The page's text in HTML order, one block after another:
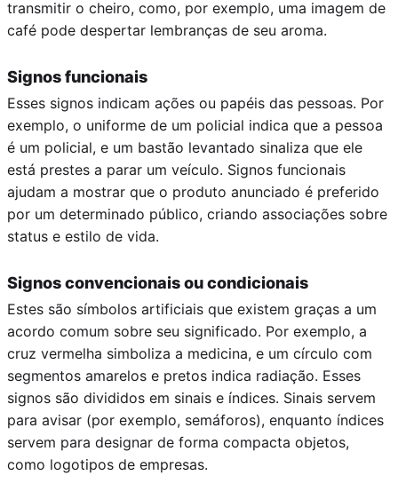
transmitir o cheiro, como, por exemplo, uma imagem de
café pode despertar lembranças de seu aroma.
Signos funcionais
Esses signos indicam ações ou papéis das pessoas. Por
exemplo, o uniforme de um policial indica que a pessoa
é um policial, e um bastão levantado sinaliza que ele
está prestes a parar um veículo. Signos funcionais
ajudam a mostrar que o produto anunciado é preferido
por um determinado público, criando associações sobre
status e estilo de vida.
Signos convencionais ou condicionais
Estes são símbolos artificiais que existem graças a um
acordo comum sobre seu significado. Por exemplo, a
cruz vermelha simboliza a medicina, e um círculo com
segmentos amarelos e pretos indica radiação. Esses
signos são divididos em sinais e índices. Sinais servem
para avisar (por exemplo, semáforos), enquanto índices
servem para designar de forma compacta objetos,
como logotipos de empresas.